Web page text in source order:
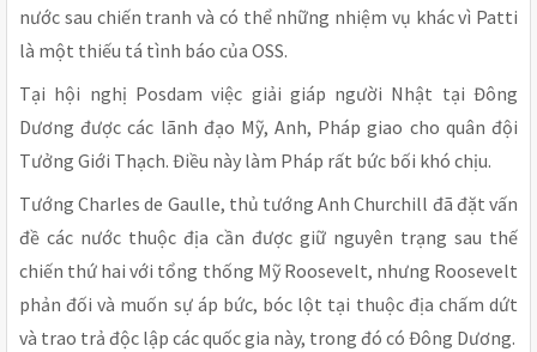
nước sau chiến tranh và có thể những nhiệm vụ khác vì Patti
là một thiếu tá tình báo của OSS.
Tại hội nghị Posdam việc giải giáp người Nhật tại Đông
Dương được các lãnh đạo Mỹ, Anh, Pháp giao cho quân đội
Tưởng Giới Thạch. Điều này làm Pháp rất bức bối khó chịu.
Tướng Charles de Gaulle, thủ tướng Anh Churchill đã đặt vấn
đề các nước thuộc địa cần được giữ nguyên trạng sau thế
chiến thứ hai với tổng thống Mỹ Roosevelt, nhưng Roosevelt
phản đối và muốn sự áp bức, bóc lột tại thuộc địa chấm dứt
và trao trả độc lập các quốc gia này, trong đó có Đông Dương.